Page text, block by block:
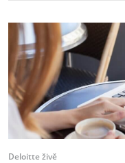
Deloitte živě